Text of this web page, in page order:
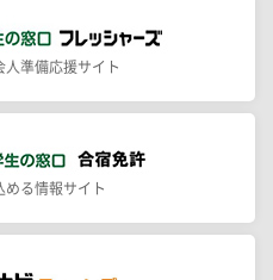
人準備応援サイト
める情報サイト